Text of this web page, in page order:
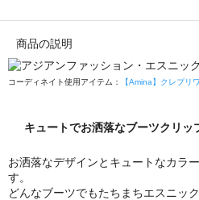
商品の説明
コーディネイト使用アイテム： 【Amina】クレプリ
キュートでお洒落なブーツクリッ
お洒落なデザインとキュートなカラ
す。
どんなブーツでもたちまちエスニッ